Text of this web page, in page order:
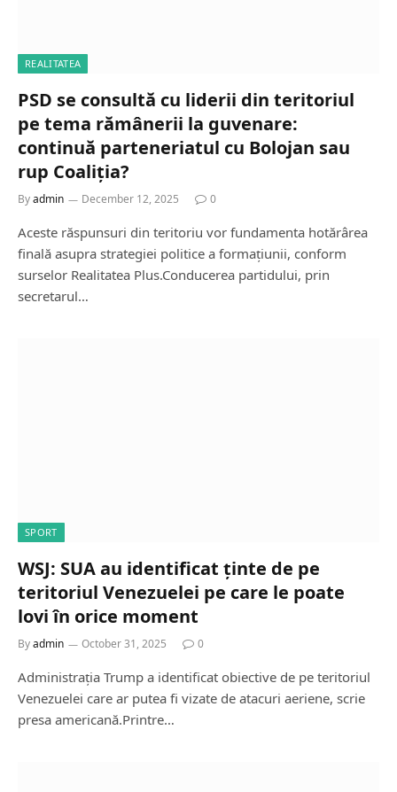
REALITATEA
PSD se consultă cu liderii din teritoriul
pe tema rămânerii la guvenare:
continuă parteneriatul cu Bolojan sau
rup Coaliția?
Byadmin December 12, 2025 0
Aceste răspunsuri din teritoriu vor fundamenta hotărârea
finală asupra strategiei politice a formațiunii, conform
surselor Realitatea Plus.Conducerea partidului, prin
secretarul…
SPORT
WSJ: SUA au identificat ținte de pe
teritoriul Venezuelei pe care le poate
lovi în orice moment
Byadmin October 31, 2025 0
Administrația Trump a identificat obiective de pe teritoriul
Venezuelei care ar putea fi vizate de atacuri aeriene, scrie
presa americană.Printre…